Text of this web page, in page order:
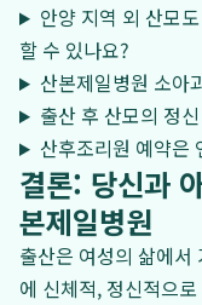
안양 지역 외 산모
할 수 있나요?
산본제일병원 소아
출산 후 산모의 정
산후조리원 예약은
결론: 당신과
본제일병원
출산은 여성의 삶에서
에 신체적, 정신적으